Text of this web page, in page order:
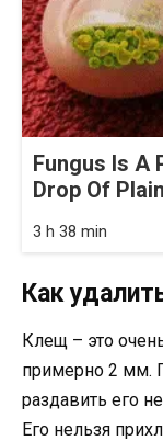
Fungus Is A
Drop Of
3 h 38 min
Как
Клещ – это
примерно 2 мм.
раздавить его
Его нельзя